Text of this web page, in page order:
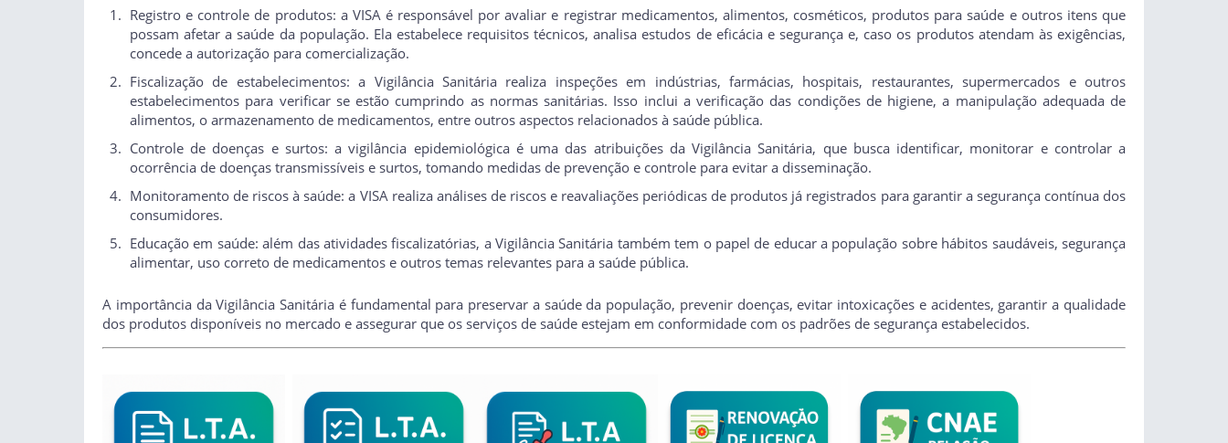
Registro e controle de produtos: a VISA é responsável por avaliar e registrar medicamentos, alimentos, cosméticos, produtos para saúde e outros itens que
possam afetar a saúde da população. Ela estabelece requisitos técnicos, analisa estudos de eficácia e segurança e, caso os produtos atendam às exigências,
concede a autorização para comercialização.
Fiscalização de estabelecimentos: a Vigilância Sanitária realiza inspeções em indústrias, farmácias, hospitais, restaurantes, supermercados e outros
estabelecimentos para verificar se estão cumprindo as normas sanitárias. Isso inclui a verificação das condições de higiene, a manipulação adequada de
alimentos, o armazenamento de medicamentos, entre outros aspectos relacionados à saúde pública.
Controle de doenças e surtos: a vigilância epidemiológica é uma das atribuições da Vigilância Sanitária, que busca identificar, monitorar e controlar a
ocorrência de doenças transmissíveis e surtos, tomando medidas de prevenção e controle para evitar a disseminação.
Monitoramento de riscos à saúde: a VISA realiza análises de riscos e reavaliações periódicas de produtos já registrados para garantir a segurança contínua dos
consumidores.
Educação em saúde: além das atividades fiscalizatórias, a Vigilância Sanitária também tem o papel de educar a população sobre hábitos saudáveis, segurança
alimentar, uso correto de medicamentos e outros temas relevantes para a saúde pública.
A importância da Vigilância Sanitária é fundamental para preservar a saúde da população, prevenir doenças, evitar intoxicações e acidentes, garantir a qualidade
dos produtos disponíveis no mercado e assegurar que os serviços de saúde estejam em conformidade com os padrões de segurança estabelecidos.